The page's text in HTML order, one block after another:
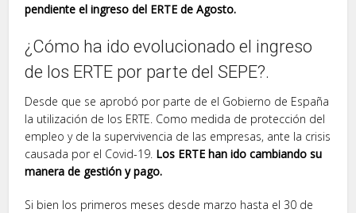
pendiente el ingreso del ERTE de Agosto.
¿Cómo ha ido evolucionado el ingreso
de los ERTE por parte del SEPE?.
Desde que se aprobó por parte de el Gobierno de España
la utilización de los ERTE. Como medida de protección del
empleo y de la supervivencia de las empresas, ante la crisis
causada por el Covid-19. Los ERTE han ido cambiando su
manera de gestión y pago.
Si bien los primeros meses desde marzo hasta el 30 de